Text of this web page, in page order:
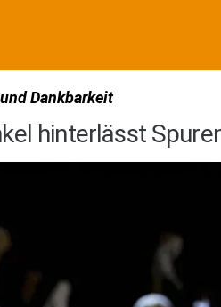
Dankbarkeit
hinterlässt